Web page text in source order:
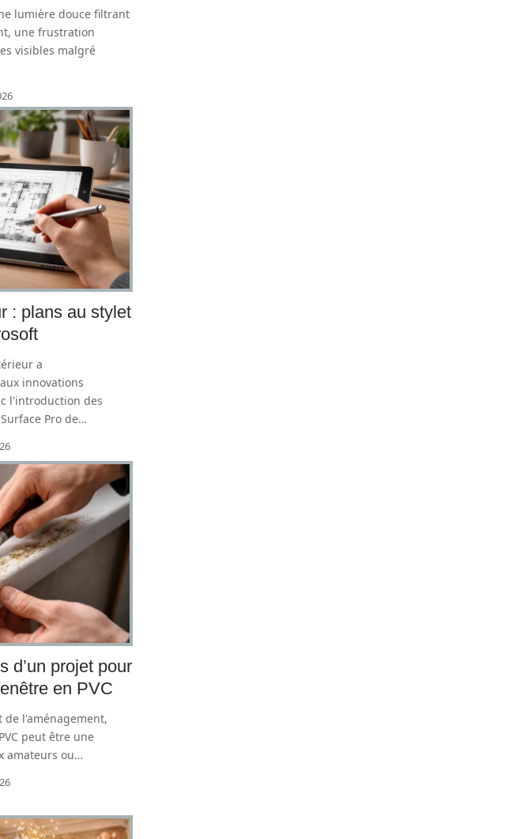
lumière douce filtrant
une frustration
visibles malgré
: plans au stylet
a
innovations
l'introduction des
Pro de…
d’un projet pour
en PVC
de l'aménagement,
peut être une
amateurs ou…